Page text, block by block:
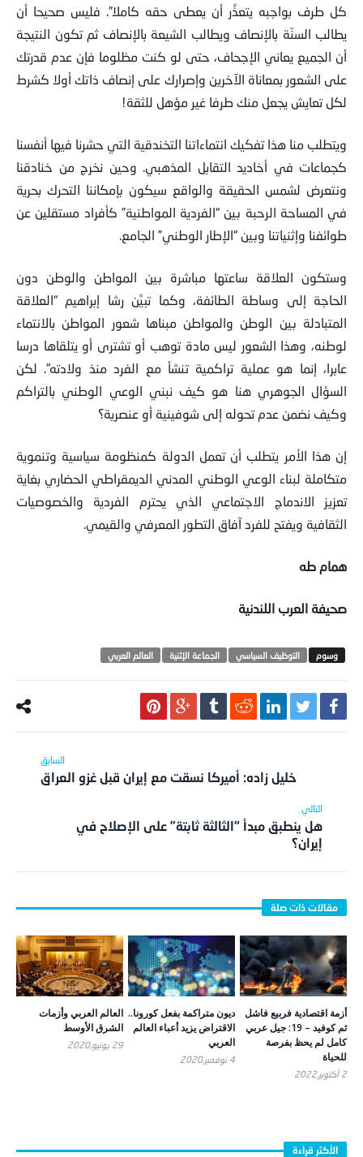
كل طرف بواجبه يتعذَّر أن يعطى حقه كاملا”. فليس صحيحا أن
يطالب السنّة بالإنصاف ويطالب الشيعة بالإنصاف ثم تكون النتيجة
أن الجميع يعاني الإجحاف، حتى لو كنت مظلوما فإن عدم قدرتك
على الشعور بمعاناة الآخرين وإصرارك على إنصاف ذاتك أولا كشرط
لكل تعايش يجعل منك طرفا غير مؤهل للثقة!
ويتطلب منا هذا تفكيك انتماءاتنا التخندقية التي حشرنا فيها أنفسنا
كجماعات في أخاديد التقابل المذهبي. وحين نخرج من خنادقنا
ونتعرض لشمس الحقيقة والواقع سيكون بإمكاننا التحرك بحرية
في المساحة الرحبة بين “الفردية المواطنية” كأفراد مستقلين عن
طوائفنا وإثنياتنا وبين “الإطار الوطني” الجامع.
وستكون العلاقة ساعتها مباشرة بين المواطن والوطن دون
الحاجة إلى وساطة الطائفة، وكما تبيِّن رشا إبراهيم “العلاقة
المتبادلة بين الوطن والمواطن مبناها شعور المواطن بالانتماء
لوطنه، وهذا الشعور ليس مادة توهب أو تشترى أو يتلقاها درسا
عابرا، إنما هو عملية تراكمية تنشأ مع الفرد منذ ولادته”. لكن
السؤال الجوهري هنا هو كيف نبني الوعي الوطني بالتراكم
وكيف نضمن عدم تحوله إلى شوفينية أو عنصرية؟
إن هذا الأمر يتطلب أن تعمل الدولة كمنظومة سياسية وتنموية
متكاملة لبناء الوعي الوطني المدني الديمقراطي الحضاري بغاية
تعزيز الاندماج الاجتماعي الذي يحترم الفردية والخصوصيات
الثقافية ويفتح للفرد آفاق التطور المعرفي والقيمي.
همام طه
صحيفة العرب اللندنية
التوظيف السياسي الجماعة الإثنية العالم العربي
خليل زاده: أميركا نسقت مع إيران قبل غزو العراق
هل ينطبق مبدأ “الثالثة ثابتة” على الإصلاح في
إيران؟
أزمة اقتصادية فربيع فاشل
ثم كوفيد – 19: جيل عربي
كامل لم يحظ بفرصة
للحياة
2 أكتوبر,2022
ديون متراكمة بفعل كورونا..
الاقتراض يزيد أعباء العالم
العربي
4 نوفمبر,2020
العالم العربي وأزمات
الشرق الأوسط
29 يونيو,2020
الأكثر قراءة